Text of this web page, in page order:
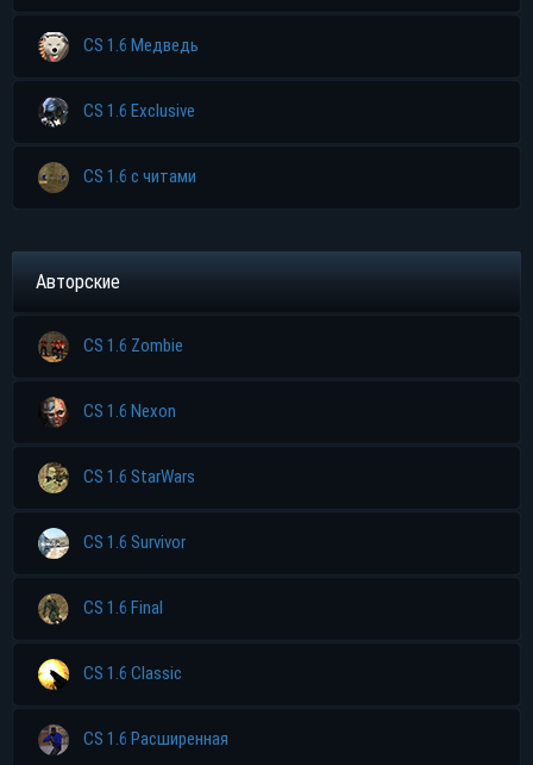
CS 1.6 Медведь
CS 1.6 Exclusive
CS 1.6 с читами
Авторские
CS 1.6 Zombie
CS 1.6 Nexon
CS 1.6 StarWars
CS 1.6 Survivor
CS 1.6 Final
CS 1.6 Classic
CS 1.6 Расширенная